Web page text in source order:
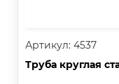
Артикул: 4537
Труба круглая